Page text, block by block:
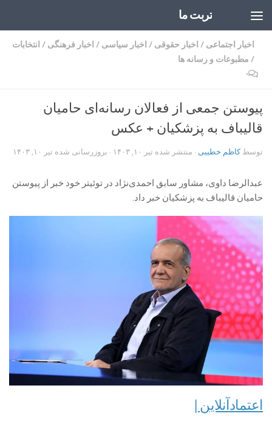
تربت ما
اخبار اجتماعی / اخبار حقوقی / اخبار سیاسی / اخبار فرهنگی / انتخابات
/ مطبوعات و رسانه ها
۰
پیوستن جمعی از فعالان رسانه‌ای حامیان
قالیباف به پزشکیان + عکس
توسطکاظم خطیبی · منتشر شده تیر ۱۰, ۱۴۰۳ · بروزرسانی شده تیر ۱۰, ۱۴۰۳
عبدالرضا داوی، مشاور سابق احمدی‌نژاد در توئیتر خود خبر از پیوستن
حامیان قالیباف به پزشکیان خبر داد.
اعتمادآنلاین |